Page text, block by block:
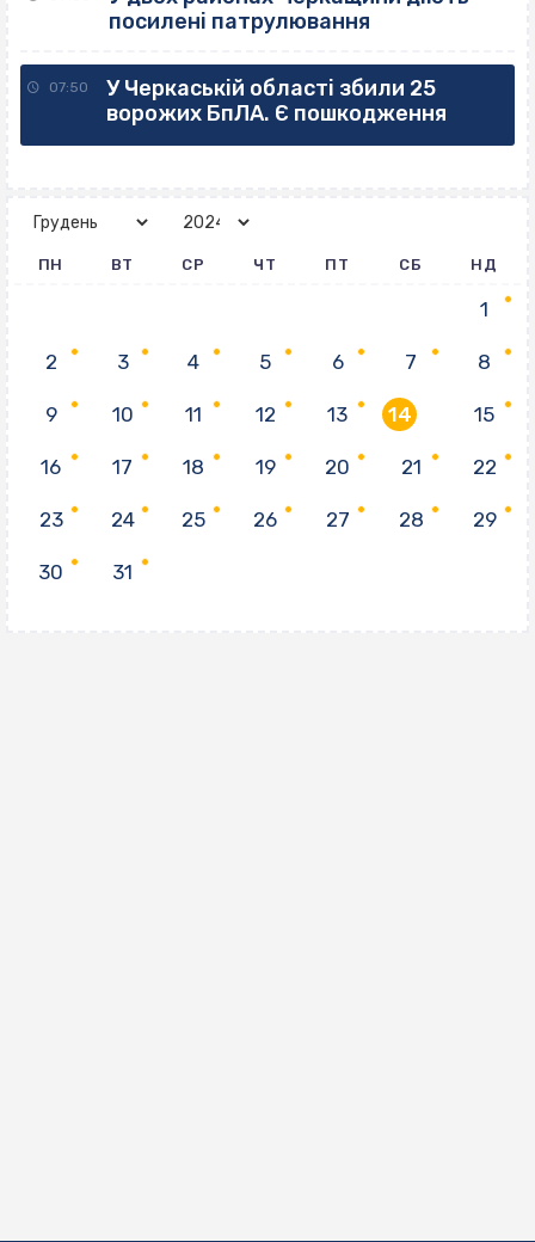
посилені патрулювання
07:50
У Черкаській області збили 25
ворожих БпЛА. Є пошкодження
ПН ВТ СР ЧТ ПТ СБ НД
1
2 3 4 5 6 7 8
9 10 11 12 13 14 15
16 17 18 19 20 21 22
23 24 25 26 27 28 29
30 31